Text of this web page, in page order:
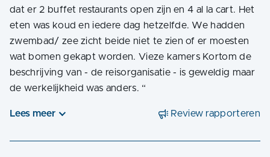
dat er 2 buffet restaurants open zijn en 4 al la cart. Het
eten was koud en iedere dag hetzelfde. We hadden
zwembad/ zee zicht beide niet te zien of er moesten
wat bomen gekapt worden. Vieze kamers Kortom de
beschrijving van - de reisorganisatie - is geweldig maar
de werkelijkheid was anders. “
Lees meer Review rapporteren